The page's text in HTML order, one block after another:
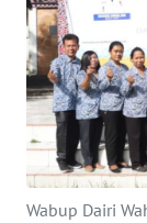
Wabup Dairi
Informasi
INDEKS
BERITA
KONTAK
KAMI